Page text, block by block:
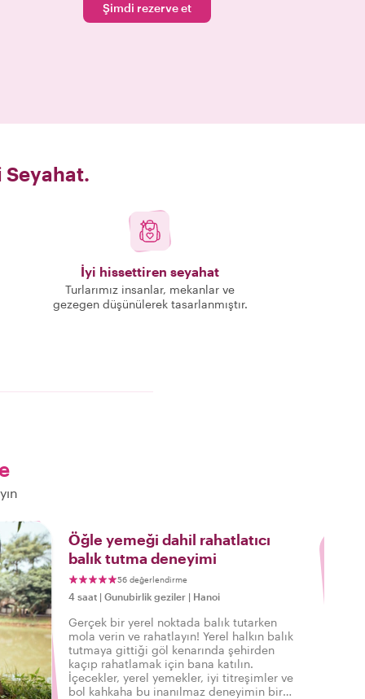
Şimdi rezerve et
Seyahat.
İyi hissettiren seyahat
Turlarımız insanlar, mekanlar ve
gezegen düşünülerek tasarlanmıştır.
Öğle yemeği dahil rahatlatıcı
balık tutma deneyimi
56 değerlendirme
4 saat | Gunubirlik geziler | Hanoi
Gerçek bir yerel noktada balık tutarken
mola verin ve rahatlayın! Yerel halkın balık
tutmaya gittiği göl kenarında şehirden
kaçıp rahatlamak için bana katılın.
İçecekler, yerel yemekler, iyi titreşimler ve
bol kahkaha bu inanılmaz deneyimin bir